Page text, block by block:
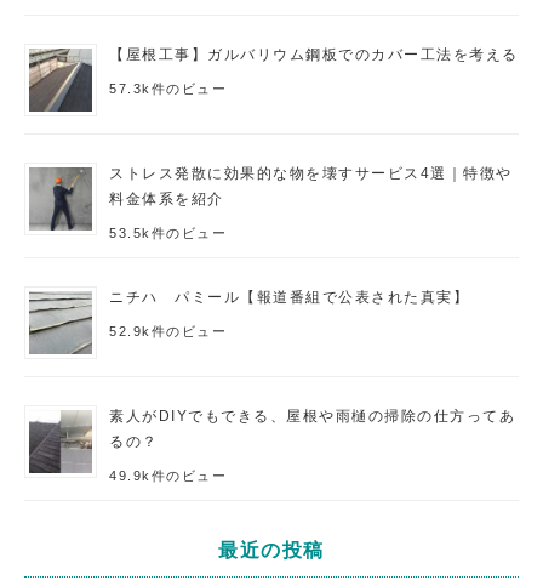
【屋根工事】ガルバリウム鋼板でのカバー工法を考える
57.3k件のビュー
ストレス発散に効果的な物を壊すサービス4選｜特徴や
料金体系を紹介
53.5k件のビュー
ニチハ パミール【報道番組で公表された真実】
52.9k件のビュー
素人がDIYでもできる、屋根や雨樋の掃除の仕方ってあ
るの？
49.9k件のビュー
最近の投稿